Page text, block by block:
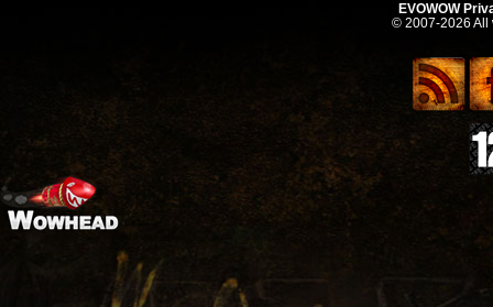
EVOWOW
© 2007-2026 All